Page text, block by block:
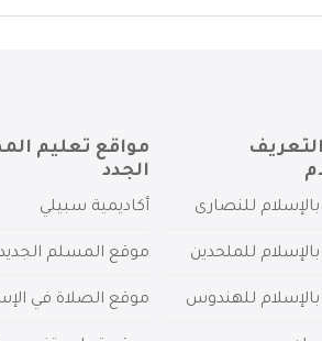
للنصارى
للملحدين
بالإسلام للهندوس
مواقع تعليم
الجدد
أكاديمية سبيلي
موقع المسلم
موقع الصلاة في